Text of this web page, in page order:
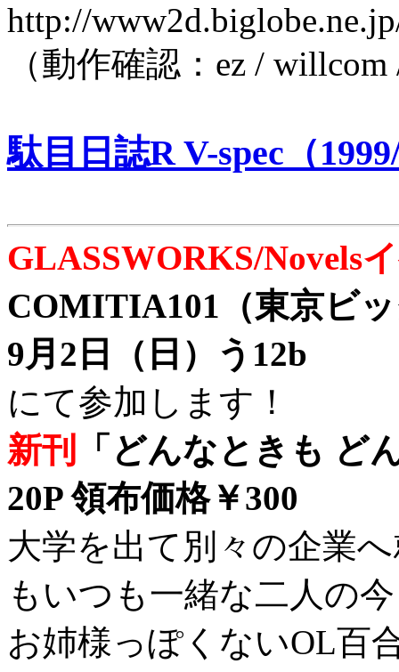
http://
（動作確認：ez /
駄目日誌R V-spec（
GLASSWORKS/Novels
COMITIA101（東京ビ
9月2日（日）う12b
にて参加します！
新刊
「どんなときも ど
20P 領布価格￥300
大学を出て別々の企業
もいつも一緒な二人の
お姉様っぽくないOL百